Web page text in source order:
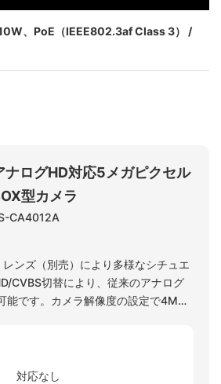
、PoE（IEEE802.3af Class 3） /
ナログHD対応5メガピクセル
型カメラ
CA4012A
ンズ（別売）により多様なシチュエ
CVBS切替により、従来のアナログ
能です。カメラ解像度の設定で4M
対応なし